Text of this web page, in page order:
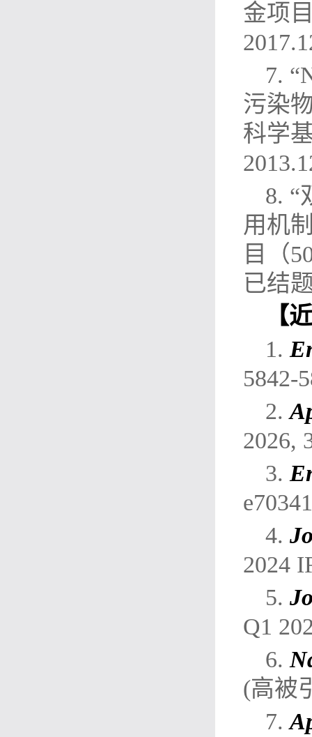
金项
7.
污染
科学
8. “
用机
目（
已结
【
1.
5842-
2.
2026,
3.
4.
2024
5.
Q1
6.
(高被
7.